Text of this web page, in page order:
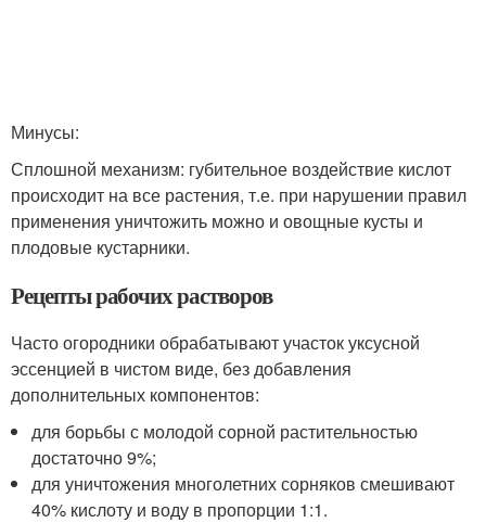
Минусы:
Сплошной механизм: губительное воздействие кислот
происходит на все растения, т.е. при нарушении правил
применения уничтожить можно и овощные кусты и
плодовые кустарники.
Рецепты рабочих растворов
Часто огородники обрабатывают участок уксусной
эссенцией в чистом виде, без добавления
дополнительных компонентов:
для борьбы с молодой сорной растительностью
достаточно 9%;
для уничтожения многолетних сорняков смешивают
40% кислоту и воду в пропорции 1:1.